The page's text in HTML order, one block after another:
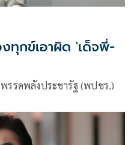
ทุกข์เอาผิด 'เด็จพี่-
รรคพลังประชารัฐ (พปชร.)